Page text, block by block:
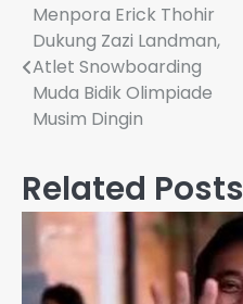
Post
navigation
Menpora Erick Thohir
Dukung Zazi Landman,
Atlet Snowboarding
Muda Bidik Olimpiade
Musim Dingin
Related Posts